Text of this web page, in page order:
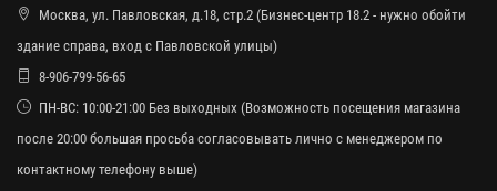
Москва, ул. Павловская, д.18, стр.2 (Бизнес-центр 18.2 - нужно обойти
здание справа, вход с Павловской улицы)
8-906-799-56-65
ПН-ВС: 10:00-21:00 Без выходных (Возможность посещения магазина
после 20:00 большая просьба согласовывать лично с менеджером по
контактному телефону выше)